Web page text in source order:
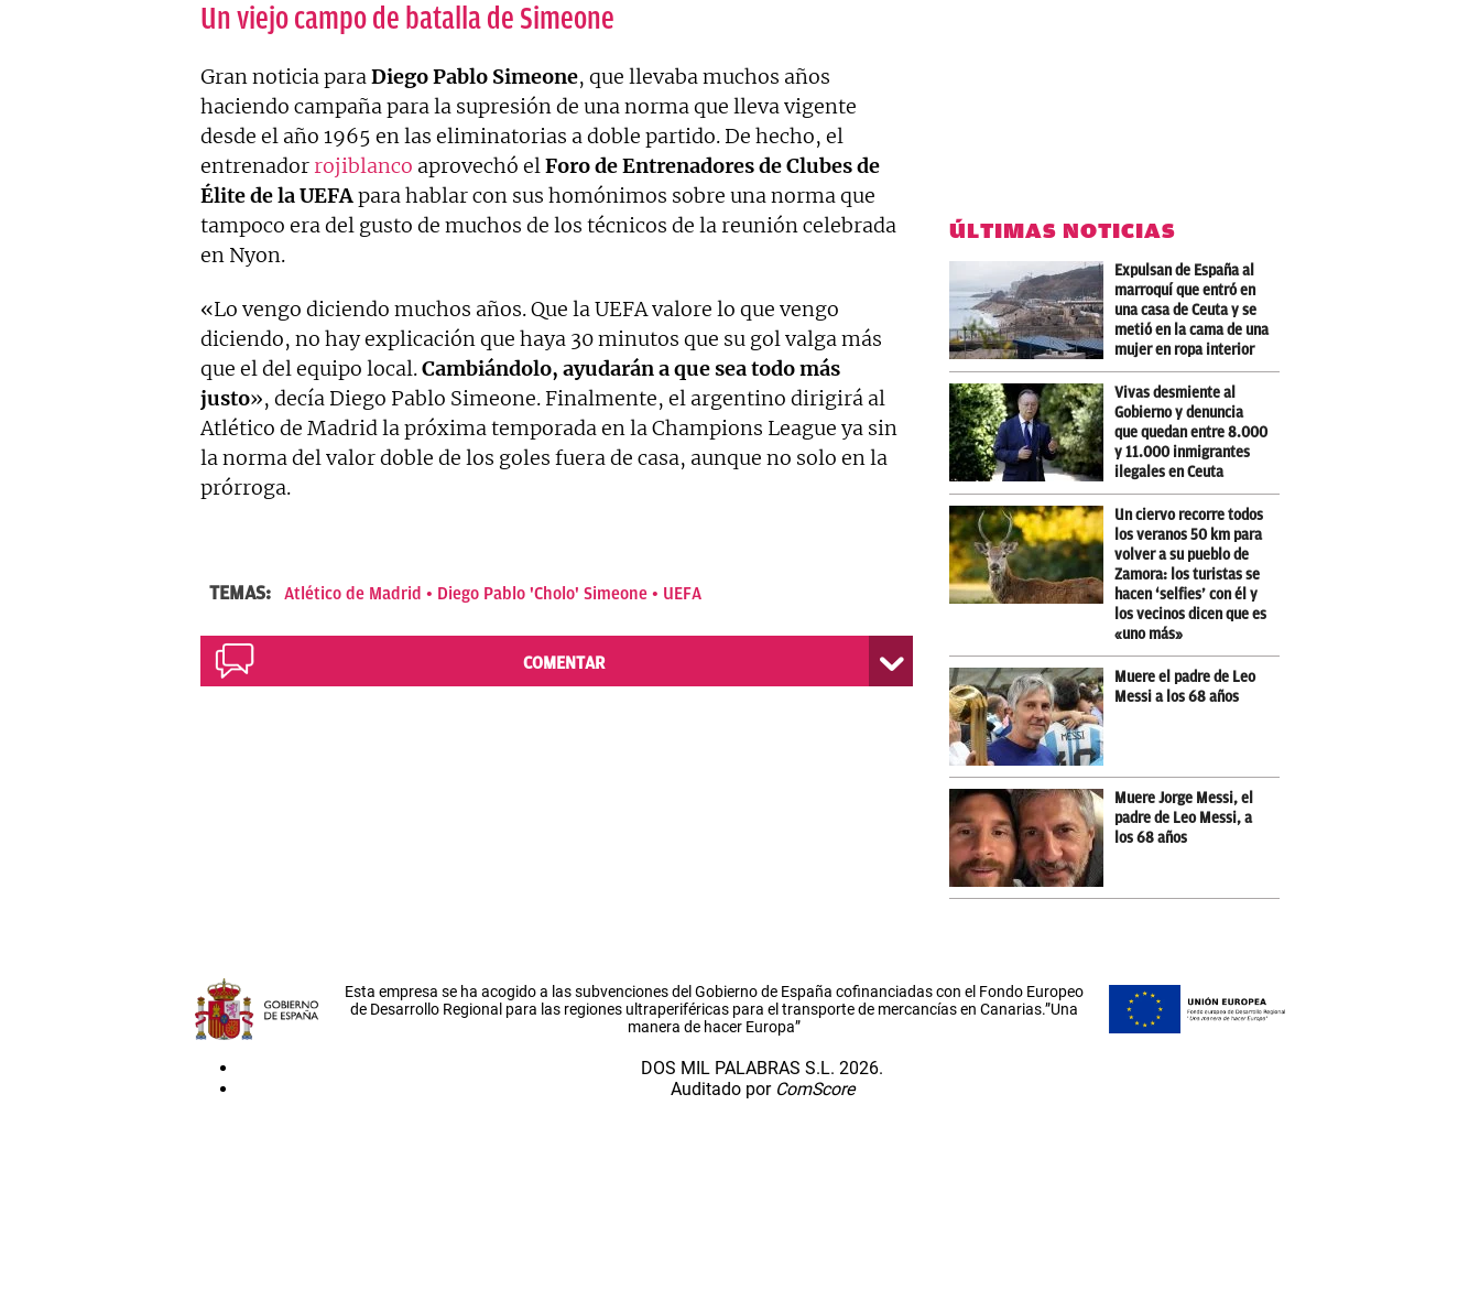
Un viejo campo de batalla de Simeone
Gran noticia paraDiego Pablo Simeone, que llevaba muchos años
haciendo campaña para la supresión de una norma que lleva vigente
desde el año 1965 en las eliminatorias a doble partido. De hecho, el
entrenadorrojiblanco aprovechó elForo de Entrenadores de Clubes de
Élite de la UEFApara hablar con sus homónimos sobre una norma que
tampoco era del gusto de muchos de los técnicos de la reunión celebrada
en Nyon.
«Lo vengo diciendo muchos años. Que la UEFA valore lo que vengo
diciendo, no hay explicación que haya 30 minutos que su gol valga más
que el del equipo local.Cambiándolo, ayudarán a que sea todo más
justo», decía Diego Pablo Simeone. Finalmente, el argentino dirigirá al
Atlético de Madrid la próxima temporada en la Champions League ya sin
la norma del valor doble de los goles fuera de casa, aunque no solo en la
prórroga.
TEMAS: Atlético de Madrid Diego Pablo 'Cholo' Simeone UEFA
COMENTAR
ÚLTIMAS NOTICIAS
Expulsan de España al
marroquí que entró en
una casa de Ceuta y se
metió en la cama de una
mujer en ropa interior
Vivas desmiente al
Gobierno y denuncia
que quedan entre 8.000
y 11.000 inmigrantes
ilegales en Ceuta
Un ciervo recorre todos
los veranos 50 km para
volver a su pueblo de
Zamora: los turistas se
hacen ‘selfies’ con él y
los vecinos dicen que es
«uno más»
Muere el padre de Leo
Messi a los 68 años
Muere Jorge Messi, el
padre de Leo Messi, a
los 68 años
Esta empresa se ha acogido a las subvenciones del Gobierno de España cofinanciadas con el Fondo Europeo
de Desarrollo Regional para las regiones ultraperiféricas para el transporte de mercancías en Canarias.”Una
manera de hacer Europa”
DOS MIL PALABRAS S.L. 2026.
Auditado por ComScore